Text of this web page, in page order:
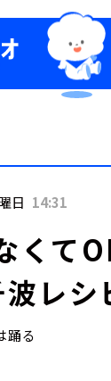
日 14:31
くて
レシ
踊る